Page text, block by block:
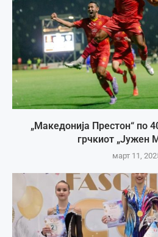
„Македонија Престон“ по
грчкиот „Јужен
март 11,